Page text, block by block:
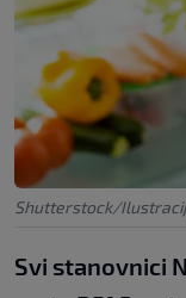
Shutterstock/
Svi stanovnici